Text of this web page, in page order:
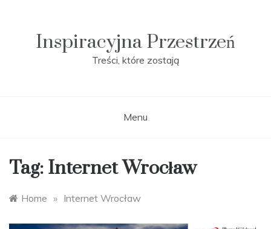
Inspiracyjna Przestrzeń
Treści, które zostają
Menu
Tag: Internet Wrocław
Home » Internet Wrocław